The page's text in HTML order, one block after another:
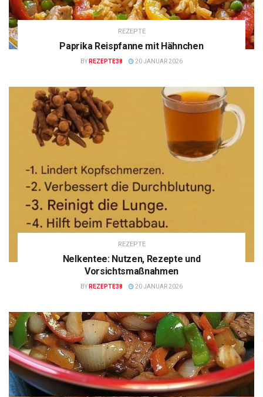
REZEPTE
Paprika Reispfanne mit Hähnchen
BY REZEPTE38 20 JANUAR 2026
REZEPTE
Nelkentee: Nutzen, Rezepte und
Vorsichtsmaßnahmen
BY REZEPTE38 20 JANUAR 2026